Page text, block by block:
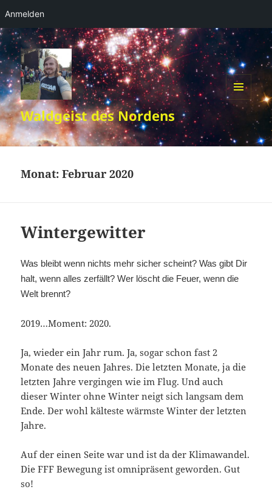
Anmelden
Waldgeist des Nordens
MENÜ
UND
WIDGETS
Monat:Februar 2020
Wintergewitter
Was bleibt wenn nichts mehr sicher scheint? Was gibt Dir
halt, wenn alles zerfällt? Wer löscht die Feuer, wenn die
Welt brennt?
2019…Moment: 2020.
Ja, wieder ein Jahr rum. Ja, sogar schon fast 2
Monate des neuen Jahres. Die letzten Monate, ja die
letzten Jahre vergingen wie im Flug. Und auch
dieser Winter ohne Winter neigt sich langsam dem
Ende. Der wohl kälteste wärmste Winter der letzten
Jahre.
Auf der einen Seite war und ist da der Klimawandel.
Die FFF Bewegung ist omnipräsent geworden. Gut
so!